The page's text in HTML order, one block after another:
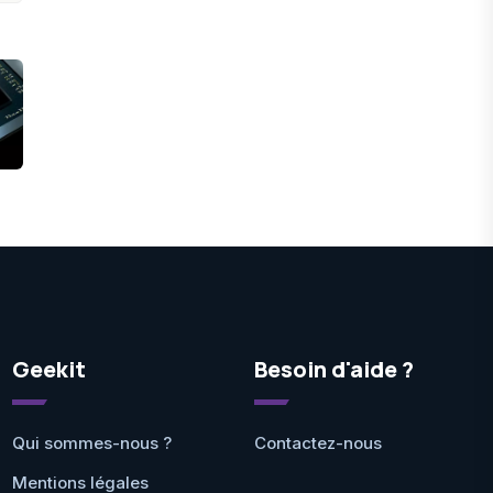
Geekit
Qui sommes-nous ?
Mentions légales
Besoin d'aide ?
Contactez-nous